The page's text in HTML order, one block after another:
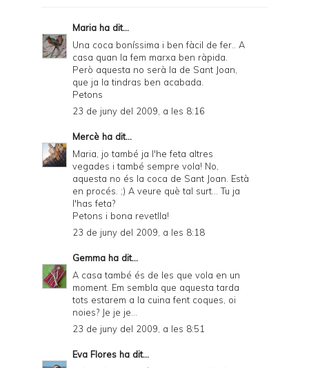
i
e
l
y
a
n
F
Maria ha dit...
Una coca boníssima i ben fàcil de fer.. A
casa quan la fem marxa ben ràpida.
Però aquesta no serà la de Sant Joan,
que ja la tindras ben acabada.
Petons
23 de juny del 2009, a les 8:16
Mercè ha dit...
Maria, jo també ja l'he feta altres
vegades i també sempre vola! No,
aquesta no és la coca de Sant Joan. Està
en procés. ;) A veure què tal surt... Tu ja
l'has feta?
Petons i bona revetlla!
23 de juny del 2009, a les 8:18
Gemma ha dit...
A casa també és de les que vola en un
moment. Em sembla que aquesta tarda
tots estarem a la cuina fent coques, oi
noies? Je je je...
23 de juny del 2009, a les 8:51
Eva Flores ha dit...